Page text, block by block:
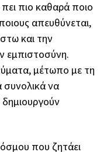
πιο καθαρά ποιο
απευθύνεται,
και την
εμπιστοσύνη.
μέτωπο με τη
να
που ζητάει